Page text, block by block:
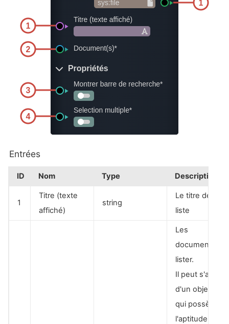
Entrées
ID Nom Type Description
1
Titre (texte
affiché)
string
Le titre de la
liste
Les
documents à
lister.
Il peut s'agir
d'un objet
qui possède
l'aptitude